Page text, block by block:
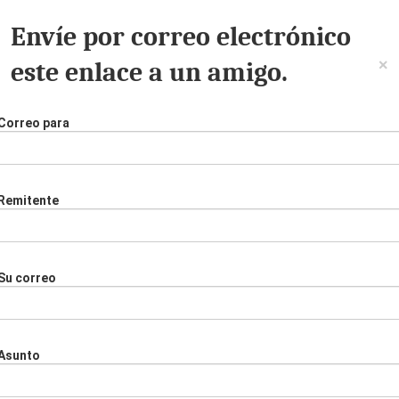
Envíe por correo electrónico
este enlace a un amigo.
×
para
correo